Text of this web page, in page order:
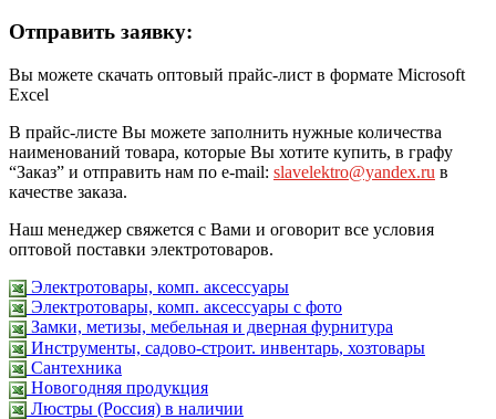
Отправить заявку:
Вы можете скачать оптовый прайс-лист в формате Microsoft
Excel
В прайс-листе Вы можете заполнить нужные количества
наименований товара, которые Вы хотите купить, в графу
“Заказ” и отправить нам по e-mail: slavelektro@yandex.ru в
качестве заказа.
Наш менеджер свяжется с Вами и оговорит все условия
оптовой поставки электротоваров.
Электротовары, комп. аксессуары
Электротовары, комп. аксессуары с фото
Замки, метизы, мебельная и дверная фурнитура
Инструменты, садово-строит. инвентарь, хозтовары
Сантехника
Новогодняя продукция
Люстры (Россия) в наличии